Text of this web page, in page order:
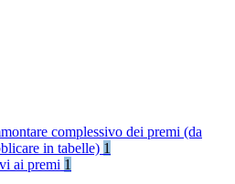
complessivo dei premi (da
in tabelle) 1
ai premi 1